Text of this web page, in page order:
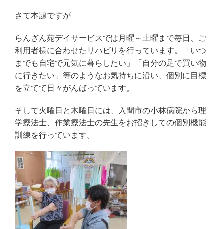
さて本題ですが
らんざん苑デイサービスでは月曜～土曜まで毎日、ご
利用者様に合わせたリハビリを行っています。「いつ
までも自宅で元気に暮らしたい」「自分の足で買い物
に行きたい」等のようなお気持ちに沿い、個別に目標
を立てて日々がんばっています。
そして火曜日と木曜日には、入間市の小林病院から理
学療法士、作業療法士の先生をお招きしての個別機能
訓練を行っています。